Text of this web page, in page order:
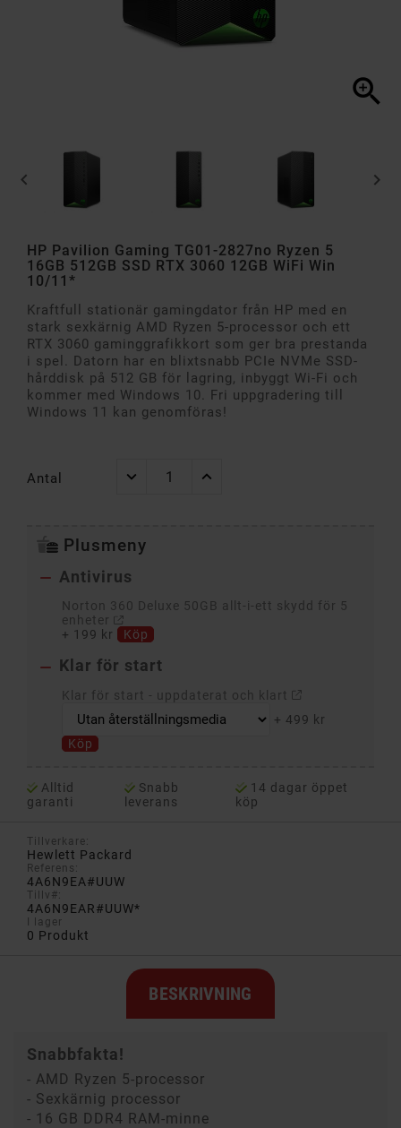

 
HP Pavilion Gaming TG01-2827no Ryzen 5
16GB 512GB SSD RTX 3060 12GB WiFi Win
10/11*
Kraftfull stationär gamingdator från HP med en
stark sexkärnig AMD Ryzen 5-processor och ett
RTX 3060 gaminggrafikkort som ger bra prestanda
i spel. Datorn har en blixtsnabb PCIe NVMe SSD-
hårddisk på 512 GB för lagring, inbyggt Wi-Fi och
kommer med Windows 10. Fri uppgradering till
Windows 11 kan genomföras!
Antal
Plusmeny
 Antivirus
Norton 360 Deluxe 50GB allt-i-ett skydd för 5
enheter
+ 199 kr Köp
 Klar för start
Klar för start - uppdaterat och klart
+ 499 kr
Köp
Alltid
garanti
Snabb
leverans
14 dagar öppet
köp
Tillverkare:
Hewlett Packard
Referens:
4A6N9EA#UUW
Tillv#:
4A6N9EAR#UUW*
I lager
0 Produkt
BESKRIVNING
Snabbfakta!
- AMD Ryzen 5-processor
- Sexkärnig processor
- 16 GB DDR4 RAM-minne